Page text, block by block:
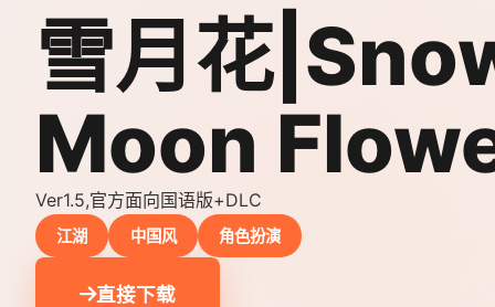
雪月花
Moon
Ver1.5,官方面向国语版+DLC
江湖 中国风 角色扮演
直接下载